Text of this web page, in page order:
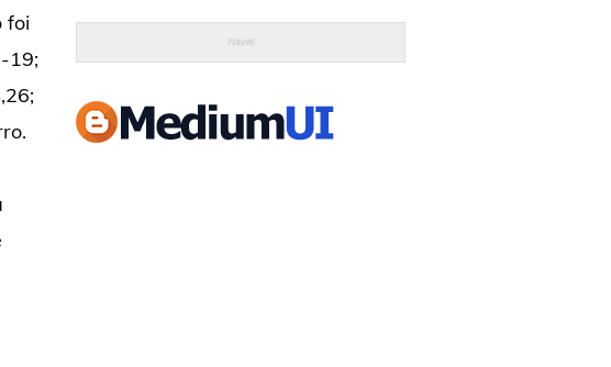
foi
19;